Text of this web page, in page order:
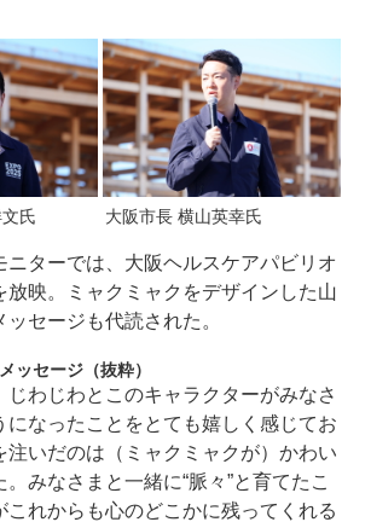
氏 大阪市長 横山英幸氏
ターでは、大阪ヘルスケアパビリオ
放映。ミャクミャクをデザインした山
セージも代読された。
ッセージ（抜粋）
わじわとこのキャラクターがみなさ
になったことをとても嬉しく感じてお
注いだのは（ミャクミャクが）かわい
。みなさまと一緒に“脈々”と育てたこ
これからも心のどこかに残ってくれる